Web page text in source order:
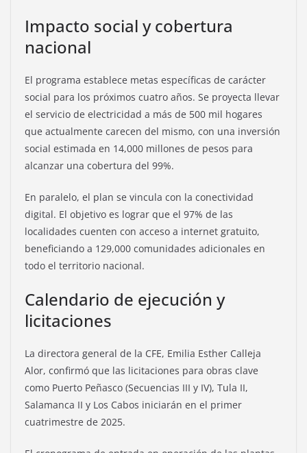
Impacto social y cobertura
nacional
El programa establece metas específicas de carácter
social para los próximos cuatro años. Se proyecta llevar
el servicio de electricidad a más de 500 mil hogares
que actualmente carecen del mismo, con una inversión
social estimada en 14,000 millones de pesos para
alcanzar una cobertura del 99%.
En paralelo, el plan se vincula con la conectividad
digital. El objetivo es lograr que el 97% de las
localidades cuenten con acceso a internet gratuito,
beneficiando a 129,000 comunidades adicionales en
todo el territorio nacional.
Calendario de ejecución y
licitaciones
La directora general de la CFE, Emilia Esther Calleja
Alor, confirmó que las licitaciones para obras clave
como Puerto Peñasco (Secuencias III y IV), Tula II,
Salamanca II y Los Cabos iniciarán en el primer
cuatrimestre de 2025.